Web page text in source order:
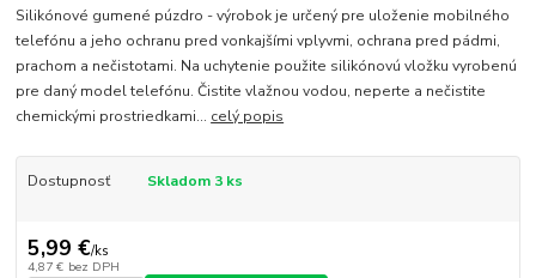
Silikónové gumené púzdro - výrobok je určený pre uloženie mobilného
telefónu a jeho ochranu pred vonkajšími vplyvmi, ochrana pred pádmi,
prachom a nečistotami. Na uchytenie použite silikónovú vložku vyrobenú
pre daný model telefónu. Čistite vlažnou vodou, neperte a nečistite
chemickými prostriedkami... celý popis
Dostupnosť Skladom 3 ks
5,99 €/ks
4,87 € bez DPH